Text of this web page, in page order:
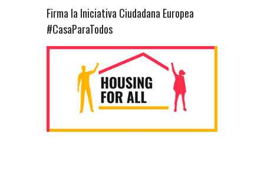
Firma la Iniciativa Ciudadana Europea
#CasaParaTodos